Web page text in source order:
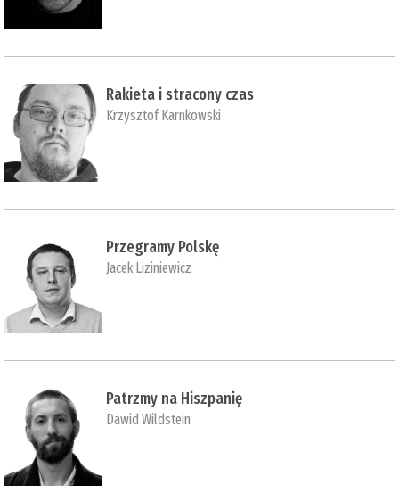
Rakieta i stracony czas
Krzysztof Karnkowski
Przegramy Polskę
Jacek Liziniewicz
Patrzmy na Hiszpanię
Dawid Wildstein